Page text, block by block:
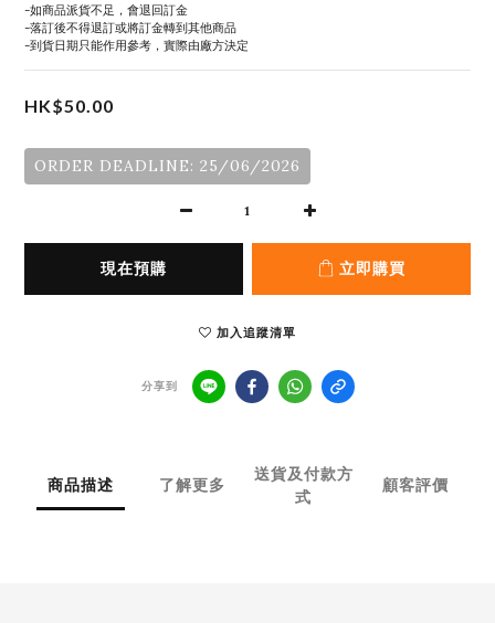
-如商品派貨不足，會退回訂金
-落訂後不得退訂或將訂金轉到其他商品
-到貨日期只能作用參考，實際由廠方決定
HK$50.00
ORDER DEADLINE: 25/06/2026
現在預購 立即購買
加入追蹤清單
分享到
商品描述 了解更多
送貨及付款方
式
顧客評價